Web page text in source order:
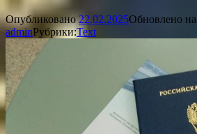
Опубликовано22.02.2025Обновлено на
adminРубрики:Text